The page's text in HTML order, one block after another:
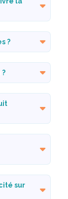
?
sur